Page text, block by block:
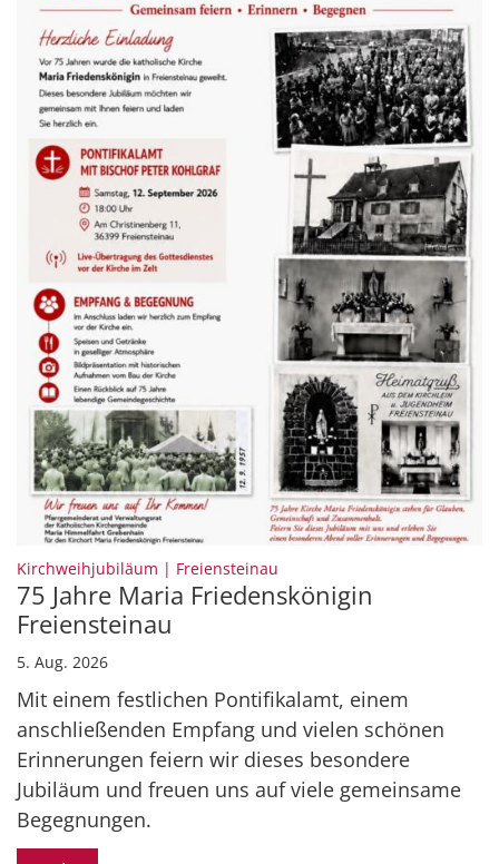
Kirchweihjubiläum | Freiensteinau
75 Jahre Maria Friedenskönigin
Freiensteinau
5. Aug. 2026
Mit einem festlichen Pontifikalamt, einem
anschließenden Empfang und vielen schönen
Erinnerungen feiern wir dieses besondere
Jubiläum und freuen uns auf viele gemeinsame
Begegnungen.